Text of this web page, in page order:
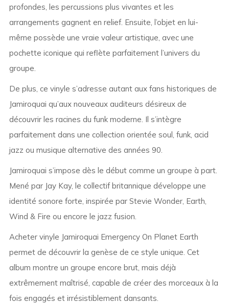
profondes, les percussions plus vivantes et les
arrangements gagnent en relief. Ensuite, l’objet en lui-
même possède une vraie valeur artistique, avec une
pochette iconique qui reflète parfaitement l’univers du
groupe.
De plus, ce vinyle s’adresse autant aux fans historiques de
Jamiroquai qu’aux nouveaux auditeurs désireux de
découvrir les racines du funk moderne. Il s’intègre
parfaitement dans une collection orientée soul, funk, acid
jazz ou musique alternative des années 90.
Jamiroquai s’impose dès le début comme un groupe à part.
Mené par Jay Kay, le collectif britannique développe une
identité sonore forte, inspirée par Stevie Wonder, Earth,
Wind & Fire ou encore le jazz fusion.
Acheter vinyle Jamiroquai Emergency On Planet Earth
permet de découvrir la genèse de ce style unique. Cet
album montre un groupe encore brut, mais déjà
extrêmement maîtrisé, capable de créer des morceaux à la
fois engagés et irrésistiblement dansants.